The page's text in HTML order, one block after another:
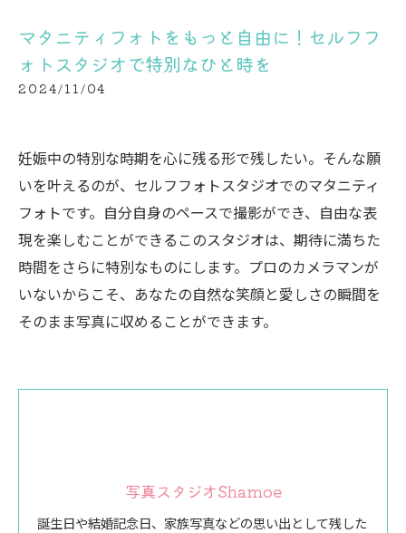
マタニティフォトをもっと自由に！セルフフ
ォトスタジオで特別なひと時を
2024/11/04
妊娠中の特別な時期を心に残る形で残したい。そんな願
いを叶えるのが、セルフフォトスタジオでのマタニティ
フォトです。自分自身のペースで撮影ができ、自由な表
現を楽しむことができるこのスタジオは、期待に満ちた
時間をさらに特別なものにします。プロのカメラマンが
いないからこそ、あなたの自然な笑顔と愛しさの瞬間を
そのまま写真に収めることができます。
写真スタジオShamoe
誕生日や結婚記念日、家族写真などの思い出として残した